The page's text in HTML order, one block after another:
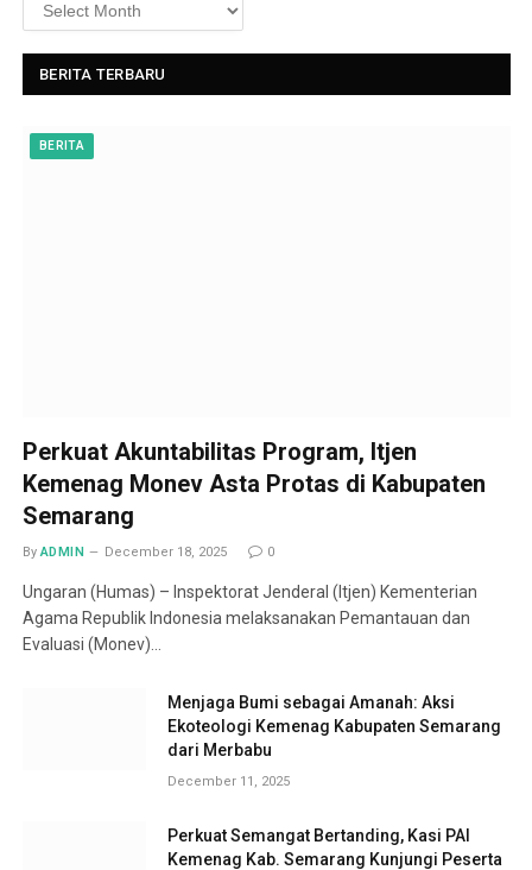
BERITA TERBARU
BERITA
Perkuat Akuntabilitas Program, Itjen
Kemenag Monev Asta Protas di Kabupaten
Semarang
By ADMIN December 18, 2025 0
Ungaran (Humas) – Inspektorat Jenderal (Itjen) Kementerian
Agama Republik Indonesia melaksanakan Pemantauan dan
Evaluasi (Monev)…
Menjaga Bumi sebagai Amanah: Aksi
Ekoteologi Kemenag Kabupaten Semarang
dari Merbabu
December 11, 2025
Perkuat Semangat Bertanding, Kasi PAI
Kemenag Kab. Semarang Kunjungi Peserta